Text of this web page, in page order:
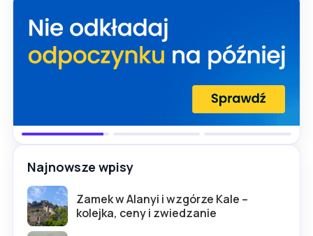
Najnowsze wpisy
Zamek w Alanyi i wzgórze Kale –
kolejka, ceny i zwiedzanie